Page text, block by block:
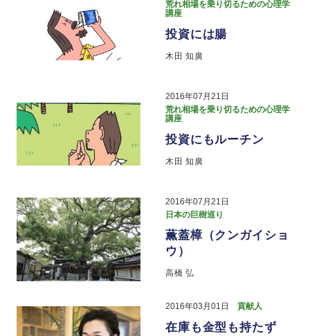
荒れ相場を乗り切るための心理学
講座
投資には腸
木田 知廣
2016年07月21日
荒れ相場を乗り切るための心理学
講座
投資にもルーチン
木田 知廣
2016年07月21日
日本の巨樹巡り
薫蓋樟（クンガイショ
ウ）
高橋 弘
2016年03月01日 貢献人
在庫も金型も持たず